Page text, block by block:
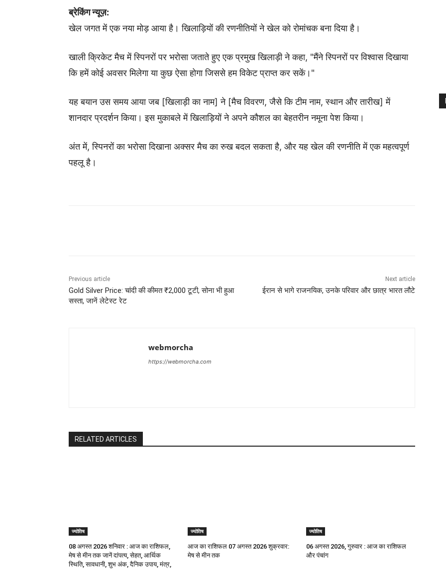
ब्रेकिंग न्यूज़:
खेल जगत में एक नया मोड़ आया है। खिलाड़ियों की रणनीतियों ने खेल को रोमांचक बना दिया है।
खाली क्रिकेट मैच में स्पिनरों पर भरोसा जताते हुए एक प्रमुख खिलाड़ी ने कहा, "मैंने स्पिनरों पर विश्वास दिखाया
कि हमें कोई अवसर मिलेगा या कुछ ऐसा होगा जिससे हम विकेट प्राप्त कर सकें।"
यह बयान उस समय आया जब [खिलाड़ी का नाम] ने [मैच विवरण, जैसे कि टीम नाम, स्थान और तारीख] में
शानदार प्रदर्शन किया। इस मुकाबले में खिलाड़ियों ने अपने कौशल का बेहतरीन नमूना पेश किया।
अंत में, स्पिनरों का भरोसा दिखाना अक्सर मैच का रुख बदल सकता है, और यह खेल की रणनीति में एक महत्वपूर्ण
पहलू है।
Previous article
Gold Silver Price: चांदी की कीमत ₹2,000 टूटी, सोना भी हुआ
सस्ता, जानें लेटेस्ट रेट
Next article
ईरान से भागे राजनयिक, उनके परिवार और छात्र भारत लौटे
webmorcha
https://webmorcha.com
RELATED ARTICLES
ज्योतिष
08 अगस्त 2026 शनिवार : आज का राशिफल,
मेष से मीन तक जानें दांपत्य, सेहत, आर्थिक
स्थिति, सावधानी, शुभ अंक, दैनिक उपाय, मंत्र,
ज्योतिष
आज का राशिफल 07 अगस्त 2026 शुक्रवार:
मेष से मीन तक
ज्योतिष
06 अगस्त 2026, गुरुवार : आज का राशिफल
और पंचांग